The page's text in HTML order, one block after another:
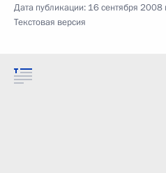
Дата публикации: 16 сентября 2008
Текстовая версия